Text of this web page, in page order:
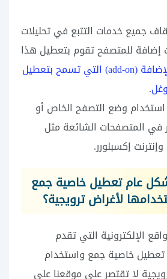
جميع خدمات التتبع في تحليلات
إضافة للمتصفح تقوم بتعطيل هذا
للمزيد حول الإضافة (add-on) التي تسمح بتعطيل
.
استخدام وضع التصفح الخاص أو
في المتصفحات الشائعة مثل
إكسبلورر.
عام تعطيل خاصية جمع
لأغراض ترويجية؟
الإلكترونية التي تقدم
خاصية جمع واستخدام
لا تقتصر على موقعنا على